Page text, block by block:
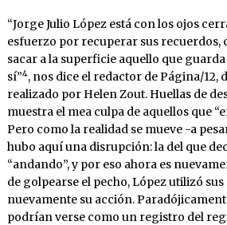
“Jorge Julio López está con los ojos
esfuerzo por recuperar sus recuerdos,
sacar a la superficie aquello que
sí”4, nos dice el redactor de Página/12,
realizado por Helen Zout. Huellas de
muestra el mea culpa de aquellos que
Pero como la realidad se mueve -a
hubo aquí una disrupción: la del que
“andando”, y por eso ahora es
de golpearse el pecho, López utilizó
nuevamente su acción.
podrían verse como un registro del